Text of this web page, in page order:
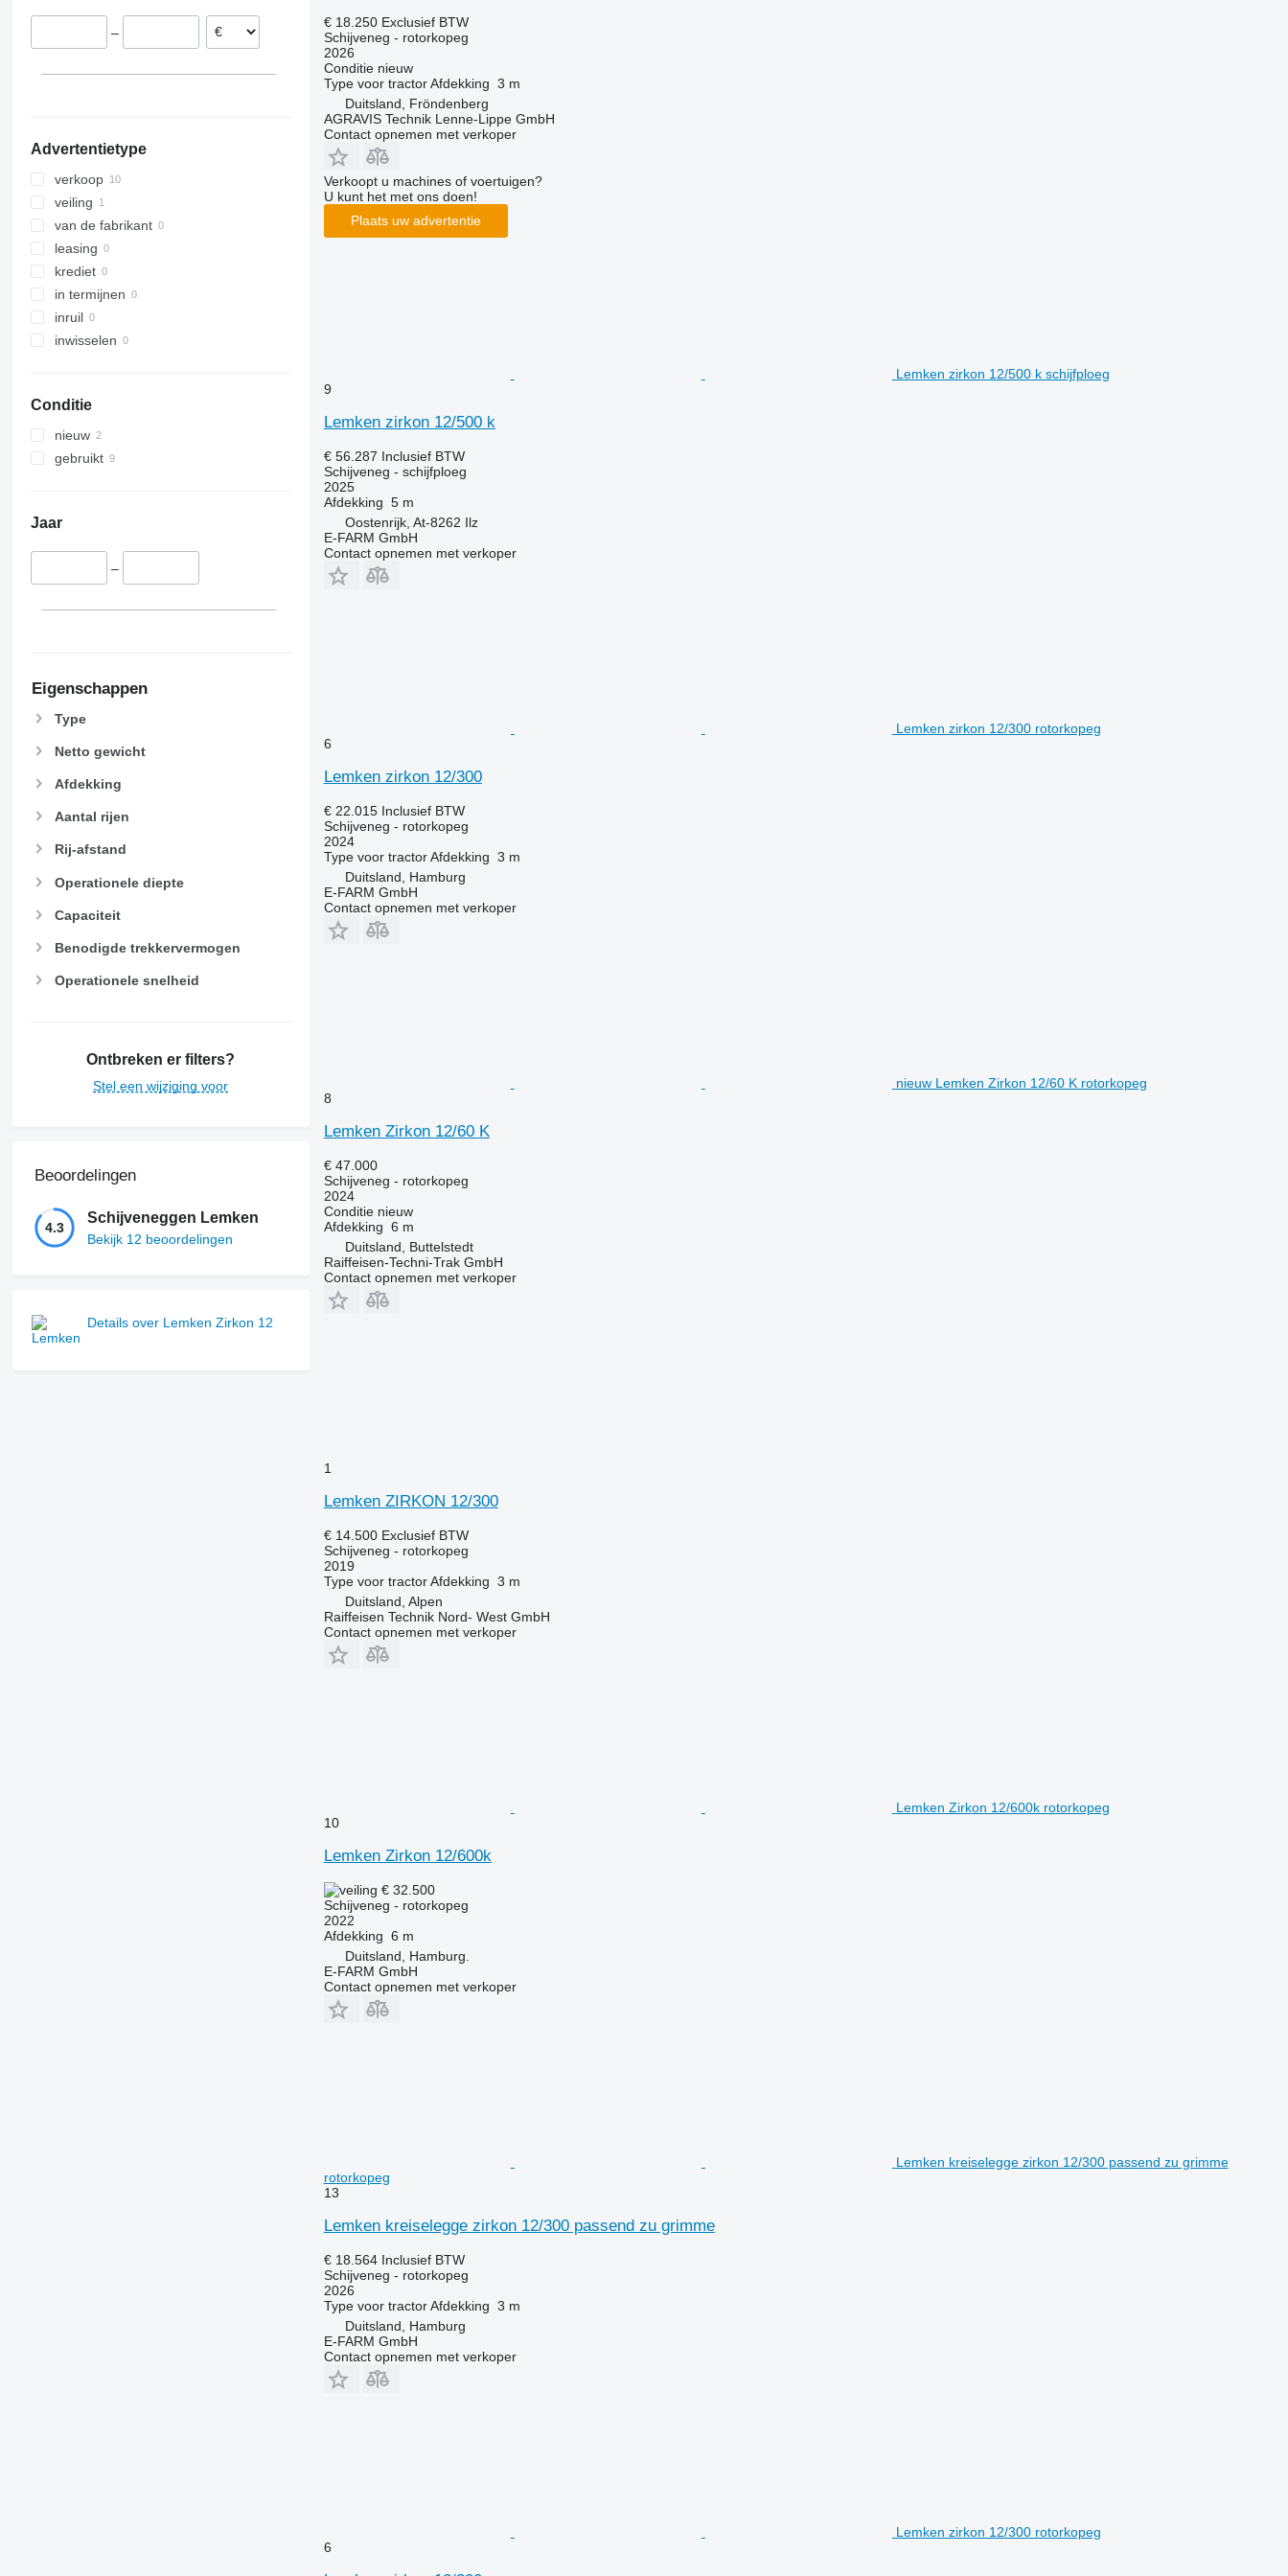
–
Advertentietype
verkoop
veiling
van de fabrikant
leasing
krediet
in termijnen
inruil
inwisselen
Conditie
nieuw
gebruikt
Jaar
–
Eigenschappen
Type
Netto gewicht
Afdekking
Aantal rijen
Rij-afstand
Operationele diepte
Capaciteit
Benodigde trekkervermogen
Operationele snelheid
Ontbreken er filters?
Stel een wijziging voor
Beoordelingen
4.3
Schijveneggen Lemken
Bekijk 12 beoordelingen
Details over Lemken Zirkon 12
€ 18.250 Exclusief BTW
Schijveneg - rotorkopeg
2026
Conditienieuw
Type voor tractor Afdekking 3 m
Duitsland, Fröndenberg
AGRAVIS Technik Lenne-Lippe GmbH
Contact opnemen met verkoper
Verkoopt u machines of voertuigen?
U kunt het met ons doen!
Plaats uw advertentie
Lemken zirkon 12/500 k schijfploeg
9
Lemken zirkon 12/500 k
€ 56.287 Inclusief BTW
Schijveneg - schijfploeg
2025
Afdekking 5 m
Oostenrijk, At-8262 Ilz
E-FARM GmbH
Contact opnemen met verkoper
Lemken zirkon 12/300 rotorkopeg
6
Lemken zirkon 12/300
€ 22.015 Inclusief BTW
Schijveneg - rotorkopeg
2024
Type voor tractor Afdekking 3 m
Duitsland, Hamburg
E-FARM GmbH
Contact opnemen met verkoper
nieuw Lemken Zirkon 12/60 K rotorkopeg
8
Lemken Zirkon 12/60 K
€ 47.000
Schijveneg - rotorkopeg
2024
Conditienieuw
Afdekking 6 m
Duitsland, Buttelstedt
Raiffeisen-Techni-Trak GmbH
Contact opnemen met verkoper
1
Lemken ZIRKON 12/300
€ 14.500 Exclusief BTW
Schijveneg - rotorkopeg
2019
Type voor tractor Afdekking 3 m
Duitsland, Alpen
Raiffeisen Technik Nord- West GmbH
Contact opnemen met verkoper
Lemken Zirkon 12/600k rotorkopeg
10
Lemken Zirkon 12/600k
€ 32.500
Schijveneg - rotorkopeg
2022
Afdekking 6 m
Duitsland, Hamburg.
E-FARM GmbH
Contact opnemen met verkoper
Lemken kreiselegge zirkon 12/300 passend zu grimme
rotorkopeg
13
Lemken kreiselegge zirkon 12/300 passend zu grimme
€ 18.564 Inclusief BTW
Schijveneg - rotorkopeg
2026
Type voor tractor Afdekking 3 m
Duitsland, Hamburg
E-FARM GmbH
Contact opnemen met verkoper
Lemken zirkon 12/300 rotorkopeg
6